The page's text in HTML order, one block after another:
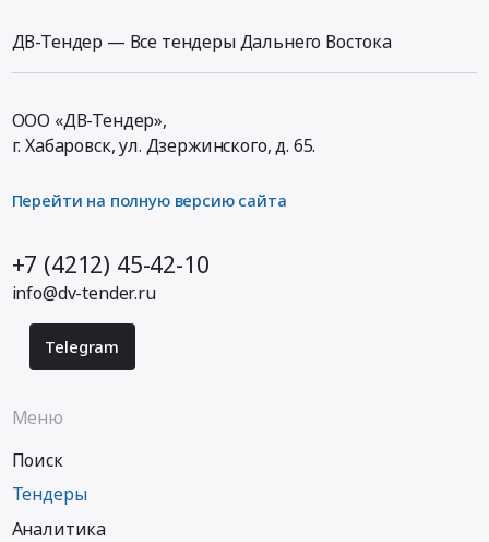
ДВ-Тендер — Все тендеры Дальнего Востока
ООО «ДВ-Тендер»,
г. Хабаровск,ул. Дзержинского, д. 65.
Перейти на полную версию сайта
+7 (4212) 45-42-10
info@dv-tender.ru
Telegram
Меню
Поиск
Тендеры
Аналитика